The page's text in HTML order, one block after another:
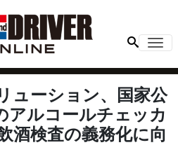
ューション、国家公
アルコールチェッカ
酒検査の義務化に向